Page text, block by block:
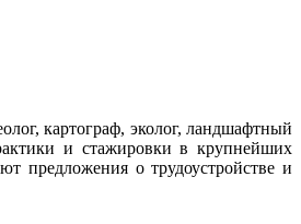
картограф, эколог, ландшафтный
и стажировки в крупнейших
предложения о трудоустройстве и